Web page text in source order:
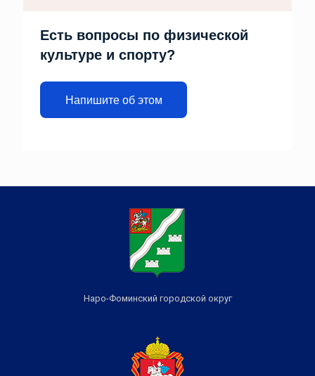
Есть вопросы по физической
культуре и спорту?
Напишите об этом
Наро-Фоминский городской округ